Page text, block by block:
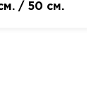
/ 50 см.